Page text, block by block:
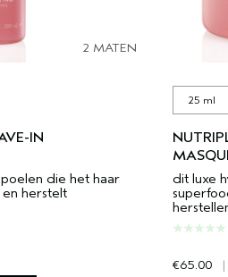
2 MATEN
IN
die het haar
herstelt
25 ml
dit luxe
€65.00 |